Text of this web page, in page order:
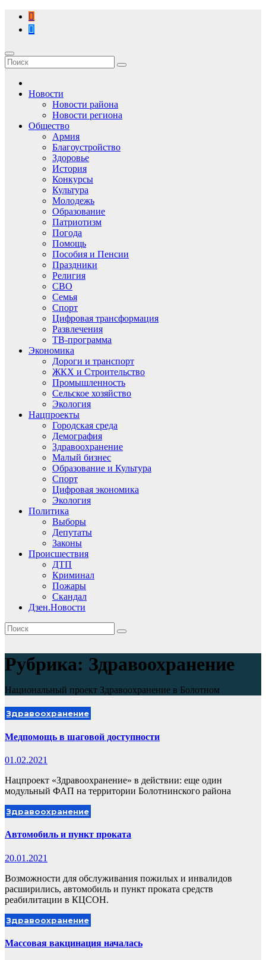
Перейти
содержимому
Новости
Новости района
Новости региона
Общество
Армия
Благоустройство
Здоровье
История
Конкурсы
Культура
Молодежь
Образование
Патриотизм
Погода
Помощь
Пособия и Пенсии
Праздники
Религия
СВО
Семья
Спорт
Цифровая трансформация
Развлечения
ТВ-программа
Экономика
Дороги и транспорт
ЖКХ и Строительство
Промышленность
Сельское хозяйство
Экология
Нацпроекты
Городская среда
Демография
Здравоохранение
Малый бизнес
Образование и Культура
Спорт
Цифровая экономика
Экология
Политика
Выборы
Депутаты
Законы
Происшествия
ДТП
Криминал
Пожары
Скандал
Дзен.Новости
Рубрика: Здравоохранение
Национальный проект Здравоохранение в Болотном
Здравоохранение
Медпомощь в шаговой доступности
01.02.2021
Нацпроект «Здравоохранение» в действии: еще один
модульный ФАП на территории Болотнинского района
Здравоохранение
Автомобиль и пункт проката
20.01.2021
Возможности для обслуживания пожилых и инвалидов
расширились, автомобиль и пункт проката средств
реабилитации в КЦСОН.
Здравоохранение
Массовая вакцинация началась